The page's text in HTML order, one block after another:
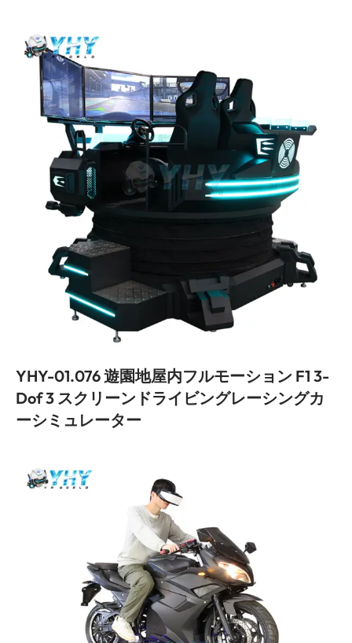
YHY-01.076 遊園地屋内フルモーション F1 3-
Dof 3 スクリーンドライビングレーシングカ
ーシミュレーター